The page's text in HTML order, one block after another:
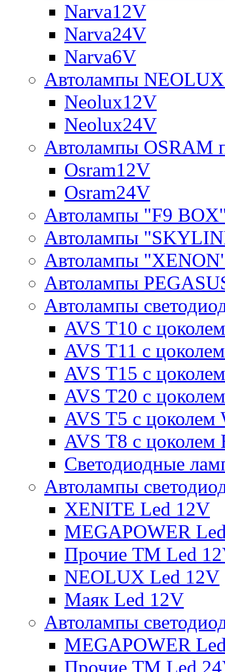
Narva12V
Narva24V
Narva6V
Автолампы
Neolux12V
Neolux24V
Автолампы OSRAM
Osram12V
Osram24V
Автолампы "F9
Автолампы
Автолампы
Автолампы
Автолампы
AVS T10 с
AVS T11 с
AVS T15 с
AVS T20 с
AVS T5 с цоколем
AVS T8 с цоколем
Светодиодные
Автолампы
XENITE Led 12V
MEGAPOWER
Прочие ТМ Led
NEOLUX Led 12V
Маяк Led 12V
Автолампы
MEGAPOWER
Прочие ТМ Led